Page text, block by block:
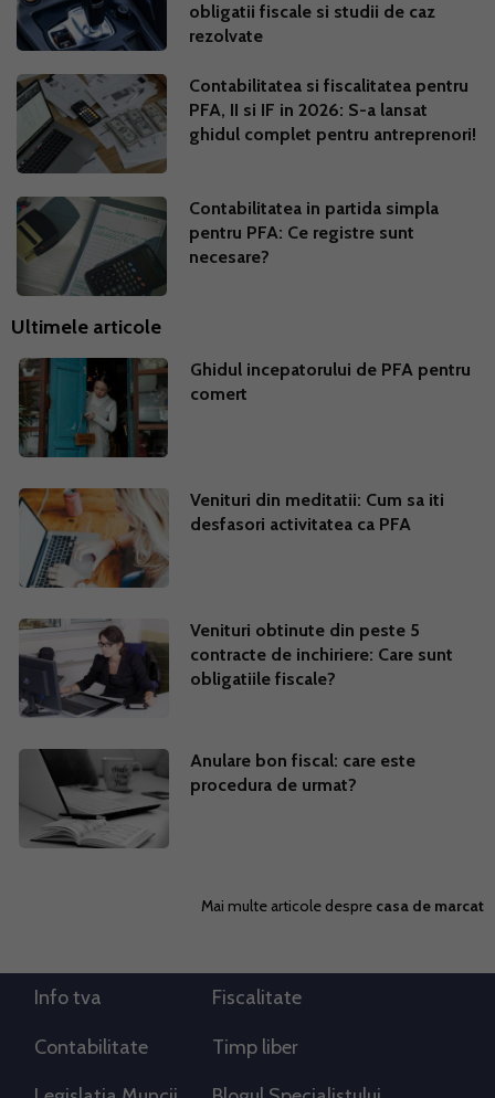
obligatii fiscale si studii de caz
rezolvate
Contabilitatea si fiscalitatea pentru
PFA, II si IF in 2026: S-a lansat
ghidul complet pentru antreprenori!
Contabilitatea in partida simpla
pentru PFA: Ce registre sunt
necesare?
Ultimele articole
Ghidul incepatorului de PFA pentru
comert
Venituri din meditatii: Cum sa iti
desfasori activitatea ca PFA
Venituri obtinute din peste 5
contracte de inchiriere: Care sunt
obligatiile fiscale?
Anulare bon fiscal: care este
procedura de urmat?
Mai multe articole despre casa de marcat
Info tva Fiscalitate
Contabilitate Timp liber